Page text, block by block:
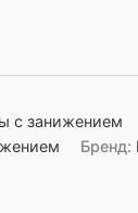
с занижением
Бренд: